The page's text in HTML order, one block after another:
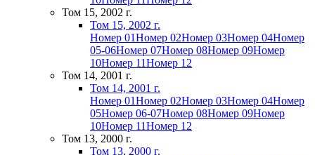
Том 15, 2002 г.
Том 15, 2002 г.
Номер 01Номер 02Номер 03Номер 04Номер
05-06Номер 07Номер 08Номер 09Номер
10Номер 11Номер 12
Том 14, 2001 г.
Том 14, 2001 г.
Номер 01Номер 02Номер 03Номер 04Номер
05Номер 06-07Номер 08Номер 09Номер
10Номер 11Номер 12
Том 13, 2000 г.
Том 13, 2000 г.